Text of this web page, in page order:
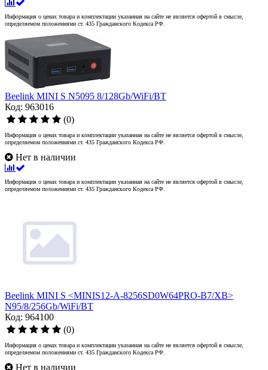
Информация о ценах товара и комплектации указанная на сайте не является офертой в смысле,
определяемом положениями ст. 435 Гражданского Кодекса РФ.
Beelink MINI S N5095 8/128Gb/WiFi/BT
Код: 963016
(0)
Информация о ценах товара и комплектации указанная на сайте не является офертой в смысле,
определяемом положениями ст. 435 Гражданского Кодекса РФ.
Нет в наличии
Информация о ценах товара и комплектации указанная на сайте не является офертой в смысле,
определяемом положениями ст. 435 Гражданского Кодекса РФ.
Beelink MINI S <MINIS12-A-8256SD0W64PRO-B7/XB>
N95/8/256Gb/WiFi/BT
Код: 964100
(0)
Информация о ценах товара и комплектации указанная на сайте не является офертой в смысле,
определяемом положениями ст. 435 Гражданского Кодекса РФ.
Нет в наличии